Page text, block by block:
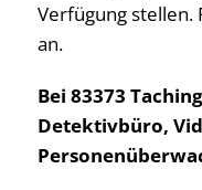
Verfügung stellen.
an.
Bei 83373
Detektivbüro,